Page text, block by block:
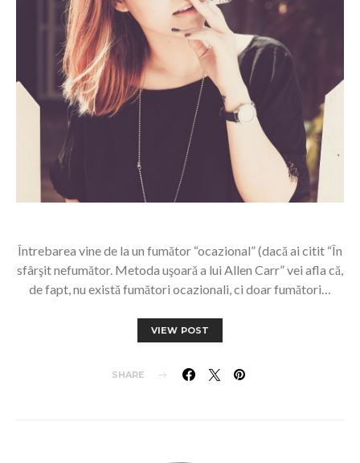
Întrebarea vine de la un fumător “ocazional” (dacă ai citit “În
sfârşit nefumător. Metoda uşoară a lui Allen Carr” vei afla că,
de fapt, nu există fumători ocazionali, ci doar fumători…
VIEW POST
SHARE